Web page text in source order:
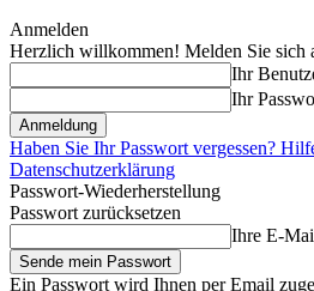
Anmelden
Herzlich willkommen! Melden Sie sich
Ihr
Ihr
Haben Sie Ihr Passwort vergessen?
Datenschutzerklärung
Passwort-Wiederherstellung
Passwort zurücksetzen
Ihre E-
Ein Passwort wird Ihnen per Email